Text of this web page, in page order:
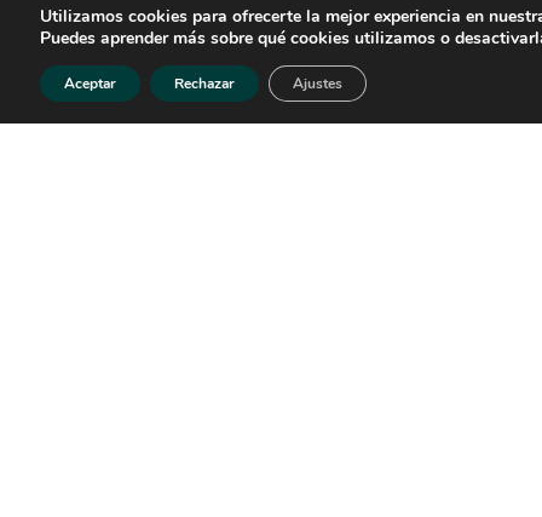
EXPLORA
Barranquismo
Vias
Utilizamos cookies para ofrecerte la mejor experiencia en
Puedes aprender más sobre qué cookies utilizamos o
Aceptar Rechazar Ajustes